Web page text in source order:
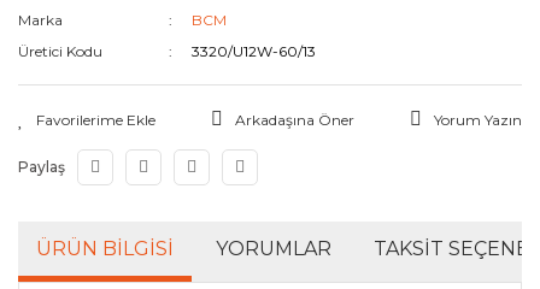
Marka
BCM
Üretici Kodu
3320/U12W-60/13
Arkadaşına Öner Yorum Yazın
Paylaş
ÜRÜN BILGISI YORUMLAR TAKSIT